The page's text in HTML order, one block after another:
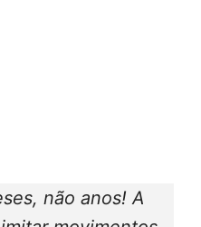
não anos! A